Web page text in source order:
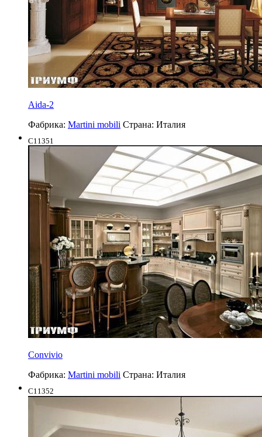
Aida-2
Фабрика: Martini mobili Страна: Италия
C11351
Convivio
Фабрика: Martini mobili Страна: Италия
C11352